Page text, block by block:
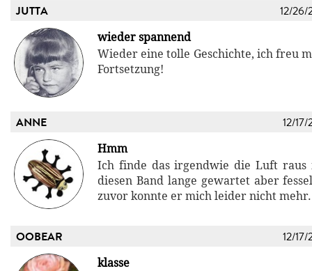
JUTTA 12/26/
wieder spannend
Wieder eine tolle Geschichte, ich freu
Fortsetzung!
ANNE 12/
Hmm
Ich finde das irgendwie die Luft raus
diesen Band lange gewartet aber
zuvor konnte er mich leider nicht mehr.
OOBEAR 12/
klasse